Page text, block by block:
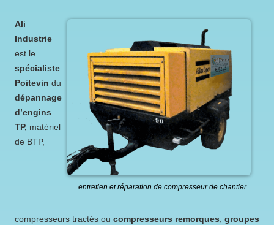
entretien et réparation de compresseur de chantier
Ali
Industrie
est le
spécialiste
Poitevin du
dépannage
d’engins
TP, matériel
de BTP,
compresseurs tractés ou compresseurs remorques, groupes